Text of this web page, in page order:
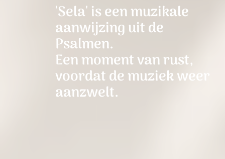
'Sela' is een muzikale
aanwijzing uit de
Psalmen.
Een moment van rust,
voordat de muziek weer
aanzwelt.